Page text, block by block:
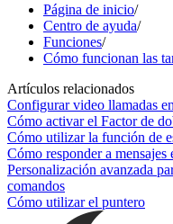
Página de inicio/
Centro de ayuda/
Funciones/
Cómo funcionan las
Artículos relacionados
Configurar video llamadas
Cómo activar el Factor de
Cómo utilizar la función de
Cómo responder a mensajes
Personalización avanzada
comandos
Cómo utilizar el puntero